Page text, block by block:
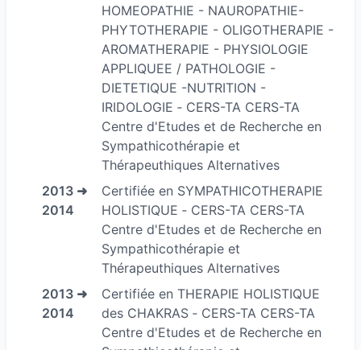
développement personnel publiés aux éditions
-Auteure de plusieurs ouvrages, CD, DVD et
divers outils et jeux pédagogiques dans le
domaine du développement personnel et
spirituel accès sur l’énergétique en SHOU-ZU
Thérapie…
-SHOU-ZU le rééquilibrage énergétique en 5
ETAPES nouvelle édition
-SHOU-ZU le rééquilibrage énergétique en 5
ETAPES « collector édition limitée »
-SHOU-ZU méthode d’apprentissage du
rééquilibrage énergétique par les MERIDIENS
-SHOU-ZU méthode d’apprentissage du
rééquilibrage énergétique par les CHAKRAS
HOMEOPATHIE - NAUROPATHIE-
PHYTOTHERAPIE - OLIGOTHERAPIE -
AROMATHERAPIE - PHYSIOLOGIE
APPLIQUEE / PATHOLOGIE -
DIETETIQUE -NUTRITION -
IRIDOLOGIE ‐ CERS-TA CERS-TA
Centre d'Etudes et de Recherche en
Sympathicothérapie et
Thérapeuthiques Alternatives
2013 ➜
2014
Certifiée en SYMPATHICOTHERAPIE
HOLISTIQUE ‐ CERS-TA CERS-TA
Centre d'Etudes et de Recherche en
Sympathicothérapie et
Thérapeuthiques Alternatives
2013 ➜
2014
Certifiée en THERAPIE HOLISTIQUE
des CHAKRAS ‐ CERS-TA CERS-TA
Centre d'Etudes et de Recherche en